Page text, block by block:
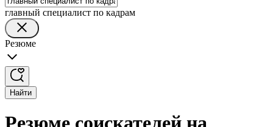
главный специалист по кадрам
Резюме
Найти